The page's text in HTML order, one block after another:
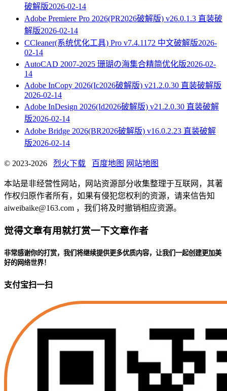
破解版2026-02-14
Adobe Premiere Pro 2026(PR2026破解版) v26.0.1.3 直装破
解版2026-02-14
CCleaner(系统优化工具) Pro v7.4.1172 中文破解版2026-
02-14
AutoCAD 2007-2025 珊瑚の海集合精简优化版2026-02-
14
Adobe InCopy 2026(Ic2026破解版) v21.2.0.30 直装破解版
2026-02-14
Adobe InDesign 2026(Id2026破解版) v21.2.0.30 直装破解
版2026-02-14
Adobe Bridge 2026(BR2026破解版) v16.0.2.23 直装破解
版2026-02-14
© 2023-2026 烈火下载 百度地图 网站地图
本站是非经营性网站，网站资源部分收集整理于互联网，其著
作权归原作者所有，如果有侵犯您权利的资源，请来信告知
aiweibaike@163.com ，我们将及时撤销相应资源。
觉得文章有用就打赏一下文章作者
非常感谢你的打赏，我们将继续提供更多优质内容，让我们一起创建更加美
好的网络世界！
支付宝扫一扫